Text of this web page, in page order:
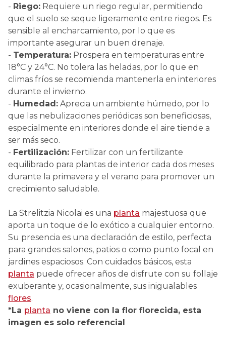
- Riego: Requiere un riego regular, permitiendo
que el suelo se seque ligeramente entre riegos. Es
sensible al encharcamiento, por lo que es
importante asegurar un buen drenaje.
- Temperatura: Prospera en temperaturas entre
18°C y 24°C. No tolera las heladas, por lo que en
climas fríos se recomienda mantenerla en interiores
durante el invierno.
- Humedad: Aprecia un ambiente húmedo, por lo
que las nebulizaciones periódicas son beneficiosas,
especialmente en interiores donde el aire tiende a
ser más seco.
- Fertilización: Fertilizar con un fertilizante
equilibrado para plantas de interior cada dos meses
durante la primavera y el verano para promover un
crecimiento saludable.
La Strelitzia Nicolai es una planta majestuosa que
aporta un toque de lo exótico a cualquier entorno.
Su presencia es una declaración de estilo, perfecta
para grandes salones, patios o como punto focal en
jardines espaciosos. Con cuidados básicos, esta
planta puede ofrecer años de disfrute con su follaje
exuberante y, ocasionalmente, sus inigualables
flores.
*La planta no viene con la flor florecida, esta
imagen es solo referencial